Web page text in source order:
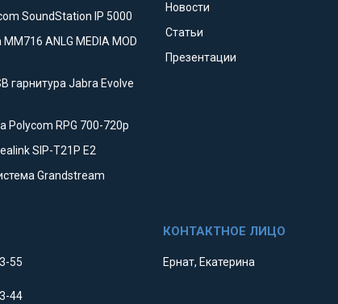
SoundStation IP 5000
ANLG MEDIA MOD
гарнитура Jabra Evolve
Polycom RPG 700-720p
SIP-T21P E2
Grandstream
Новости
Статьи
Презентации
55
44
Ернат, Екатерина